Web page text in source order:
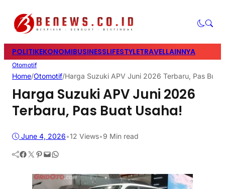
POLITIKEKONOMIBUSINESSLIFESTYLETRAVELLAINNYA
Otomotif
Home/Otomotif/Harga Suzuki APV Juni 2026 Terbaru, Pas Buat
Harga Suzuki APV Juni 2026
Terbaru, Pas Buat Usaha!
June 4, 2026•12 Views•9 Min read
Facebook Twitter Pinterest Mail WhatsApp